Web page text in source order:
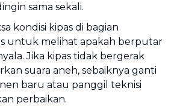
sama sekali.
kondisi kipas di bagian
untuk melihat apakah berputar
Jika kipas tidak bergerak
suara aneh, sebaiknya ganti
baru atau panggil teknisi
perbaikan.